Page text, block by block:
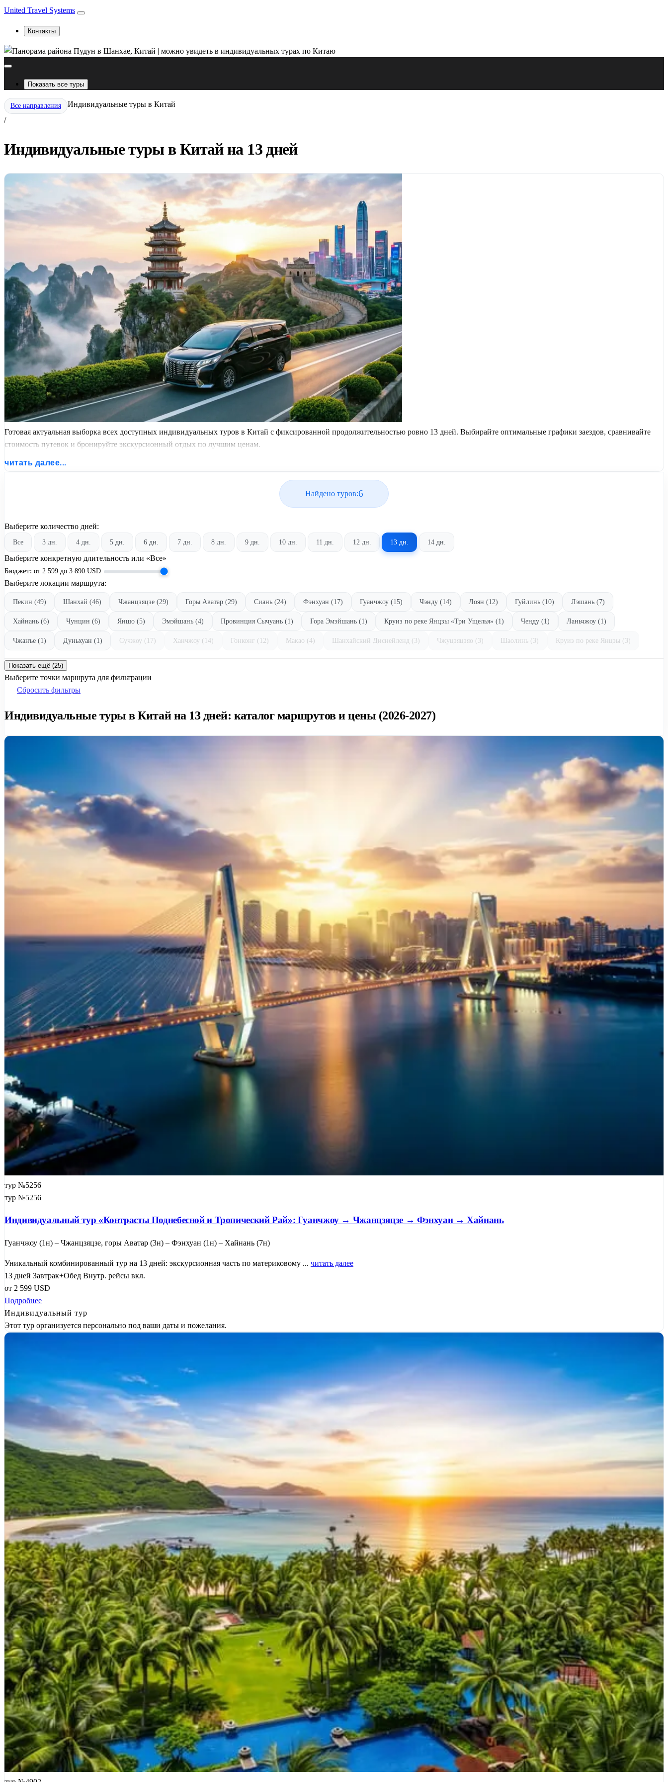
United Travel Systems
Контакты
Показать все туры
Все направления
/
Индивидуальные туры в Китай
Индивидуальные туры в Китай на 13 дней
Готовая актуальная выборка всех доступных индивидуальных туров в Китай с фиксированной продолжительностью ровно 13 дней. Выбирайте оптимальные графики заездов, сравнивайте
стоимость путевок и бронируйте экскурсионный отдых по лучшим ценам.
читать далее...
Найдено туров:6
Выберите количество дней:
Все 3 дн. 4 дн. 5 дн. 6 дн. 7 дн. 8 дн. 9 дн. 10 дн. 11 дн. 12 дн. 13 дн. 14 дн.
Выберите конкретную длительность или «Все»
Бюджет: от 2 599 до 3 890 USD
Выберите локации маршрута:
Пекин (49) Шанхай (46) Чжанцзяцзе (29) Горы Аватар (29) Сиань (24) Фэнхуан (17) Гуанчжоу (15) Чэнду (14) Лоян (12) Гуйлинь (10) Лэшань (7)
Хайнань (6) Чунцин (6) Яншо (5) Эмэйшань (4) Провинция Сычуань (1) Гора Эмэйшань (1) Круиз по реке Янцзы «Три Ущелья» (1) Ченду (1) Ланьчжоу (1)
Чжанъе (1) Дуньхуан (1) Сучжоу (17) Ханчжоу (14) Гонконг (12) Макао (4) Шанхайский Диснейленд (3) Чжуцзяцзяо (3) Шаолинь (3) Круиз по реке Янцзы (3)
Показать ещё (25)
Выберите точки маршрута для фильтрации
Сбросить фильтры
Индивидуальные туры в Китай на 13 дней: каталог маршрутов и цены (2026-2027)
тур №5256
тур №5256
Индивидуальный тур «Контрасты Поднебесной и Тропический Рай»: Гуанчжоу → Чжанцзяцзе → Фэнхуан → Хайнань
Гуанчжоу (1н) – Чжанцзяцзе, горы Аватар (3н) – Фэнхуан (1н) – Хайнань (7н)
Уникальный комбинированный тур на 13 дней: экскурсионная часть по материковому ... читать далее
13 дней Завтрак+Обед Внутр. рейсы вкл.
от 2 599 USD
Подробнее
Индивидуальный тур
Этот тур организуется персонально под ваши даты и пожелания.